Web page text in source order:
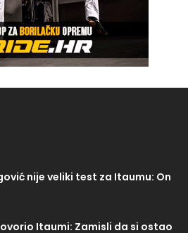
nije veliki test za Itaumu: On
Itaumi: Zamisli da si ostao